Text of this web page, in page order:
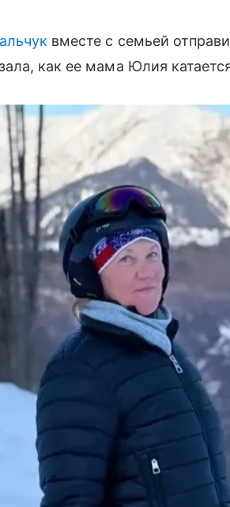
вместе с семьей
как ее мама Юлия